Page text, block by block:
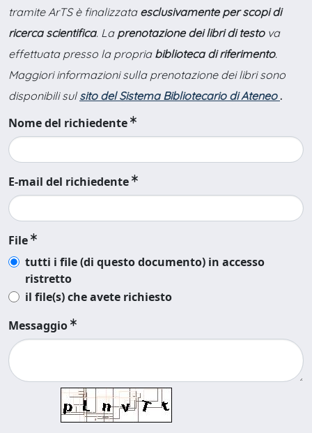
tramite ArTS è finalizzata esclusivamente per scopi di
ricerca scientifica. La prenotazione dei libri di testova
effettuata presso la propria biblioteca di riferimento.
Maggiori informazioni sulla prenotazione dei libri sono
disponibili sul sito del Sistema Bibliotecario di Ateneo .
Nome del richiedente
E-mail del richiedente
File
tutti i file (di questo documento) in accesso
ristretto
il file(s) che avete richiesto
Messaggio